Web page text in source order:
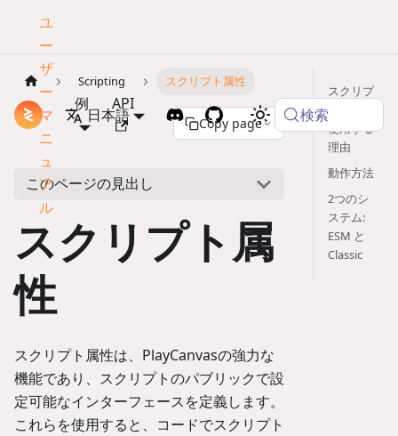
ドキュメント
ユ
ー
ザ
ー
マ
ニ
ュ
ア
ル
例 API
日本語 検索
Scripting スクリプト属性
Copy page
このページの見出し
スクリプト属
性
スクリプト属性は、PlayCanvasの強力な
機能であり、スクリプトのパブリックで設
定可能なインターフェースを定義します。
これらを使用すると、コードでスクリプト
スクリプ
使用する
理由
動作方法
2つのシ
ステム:
ESM と
Classic